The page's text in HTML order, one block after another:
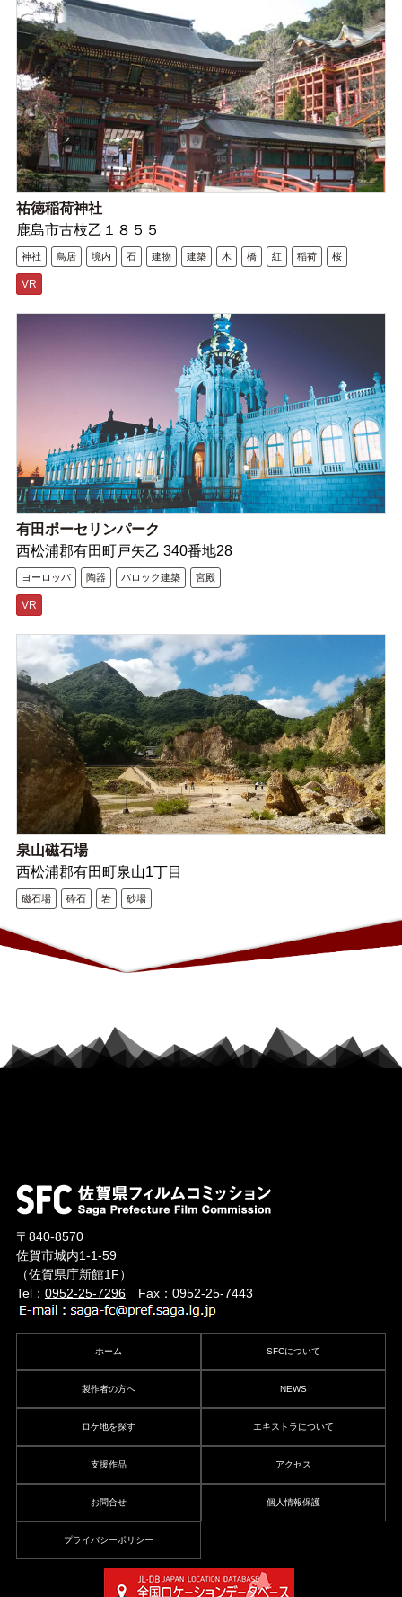
祐徳稲荷神社
鹿島市古枝乙１８５５
神社 鳥居 境内 石 建物 建築 木 橋 紅 稲荷 桜
VR
有田ポーセリンパーク
西松浦郡有田町戸矢乙 340番地28
ヨーロッパ 陶器 バロック建築 宮殿
VR
泉山磁石場
西松浦郡有田町泉山1丁目
磁石場 砕石 岩 砂場
〒840-8570
佐賀市城内1-1-59
（佐賀県庁新館1F）
Tel： 0952-25-7296Fax：0952-25-7443
ホーム SFCについて
製作者の方へ NEWS
ロケ地を探す エキストラについて
支援作品 アクセス
お問合せ 個人情報保護
プライバシーポリシー